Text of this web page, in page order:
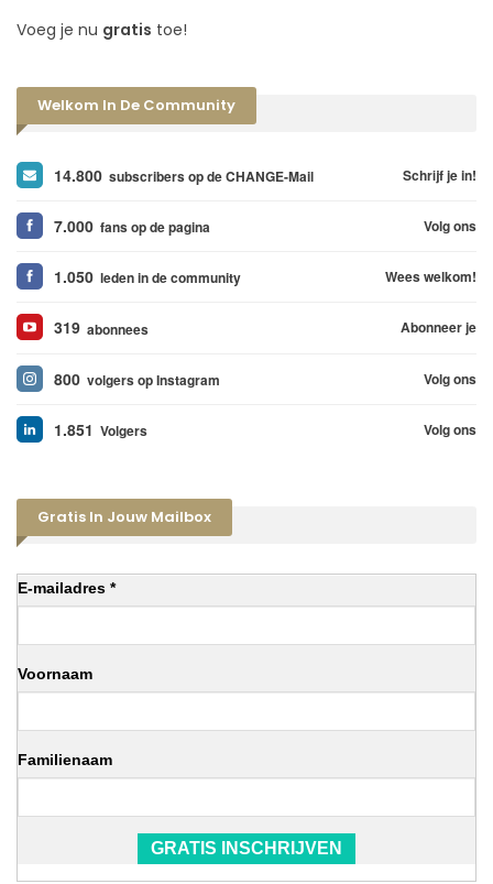
Voeg je nu gratis toe!
Welkom In De Community
14.800 subscribers op de CHANGE-Mail Schrijf je in!
7.000 fans op de pagina Volg ons
1.050 leden in de community Wees welkom!
319 abonnees Abonneer je
800 volgers op Instagram Volg ons
1.851 Volgers Volg ons
Gratis In Jouw Mailbox
E-mailadres *
Voornaam
Familienaam
GRATIS INSCHRIJVEN